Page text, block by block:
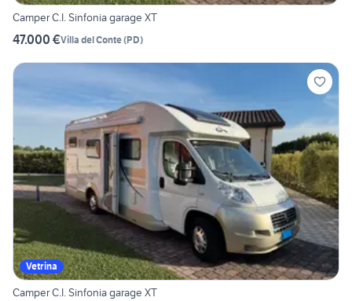
Camper C.I. Sinfonia garage XT
47.000 €Villa del Conte(PD)
Vetrina
Camper C.I. Sinfonia garage XT